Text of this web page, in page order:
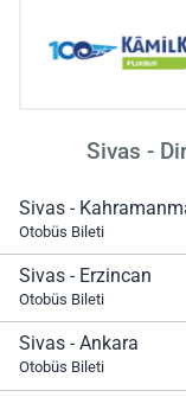
Sivas -
Sivas -
Otobüs Bileti
Sivas - Erzincan
Otobüs Bileti
Sivas - Ankara
Otobüs Bileti